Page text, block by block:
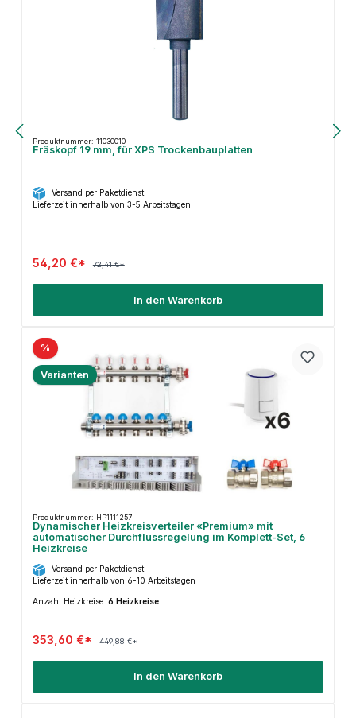
Produktnummer: 11030010
Fräskopf 19 mm, für XPS Trockenbauplatten
Versand per Paketdienst
Lieferzeit innerhalb von 3-5 Arbeitstagen
54,20 €* 72,41 €*
In den Warenkorb
%
Varianten
Produktnummer: HP1111257
Dynamischer Heizkreisverteiler «Premium» mit
automatischer Durchflussregelung im Komplett-Set, 6
Heizkreise
Versand per Paketdienst
Lieferzeit innerhalb von 6-10 Arbeitstagen
Anzahl Heizkreise: 6 Heizkreise
353,60 €* 449,88 €*
In den Warenkorb